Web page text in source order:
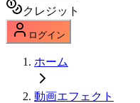
クレジット
ログイン
ホーム
動画エフェクト